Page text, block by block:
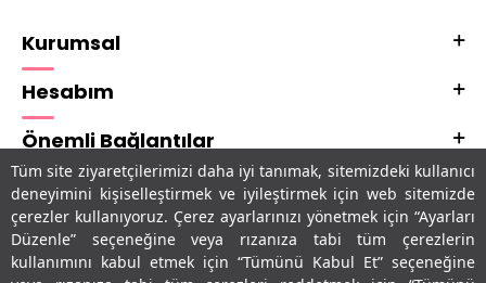
Tüm site ziyaretçilerimizi daha iyi tanımak, sitemizdeki kullanıcı
deneyimini kişiselleştirmek ve iyileştirmek için web sitemizde
çerezler kullanıyoruz. Çerez ayarlarınızı yönetmek için “Ayarları
Düzenle” seçeneğine veya rızanıza tabi tüm çerezlerin
kullanımını kabul etmek için “Tümünü Kabul Et” seçeneğine
Kurumsal
Hesabım
Önemli Bağlantılar
Adres & İletişim
Uygulamalarımız